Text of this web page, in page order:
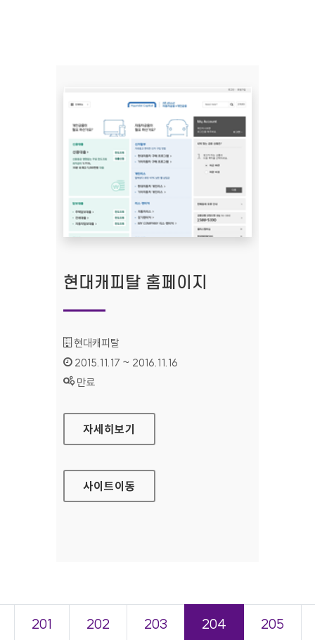
현대캐피탈 홈페이지
기관명 :
현대캐피탈
인증기간 :
2015.11.17 ~ 2016.11.16
상태 :
만료
현대캐피탈 홈페이지
자세히보기
사이트이동
201 202 203 204 205